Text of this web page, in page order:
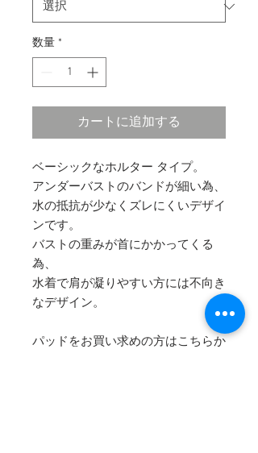
数量 *
カートに追加する
ベーシックなホルター タイプ。
アンダーバストのバンドが細い為、
水の抵抗が少なくズレにくいデザイ
ンです。
バストの重みが首にかかってくる
為、
水着で肩が凝りやすい方には不向き
なデザイン。
パッドをお買い求めの方はこちらか